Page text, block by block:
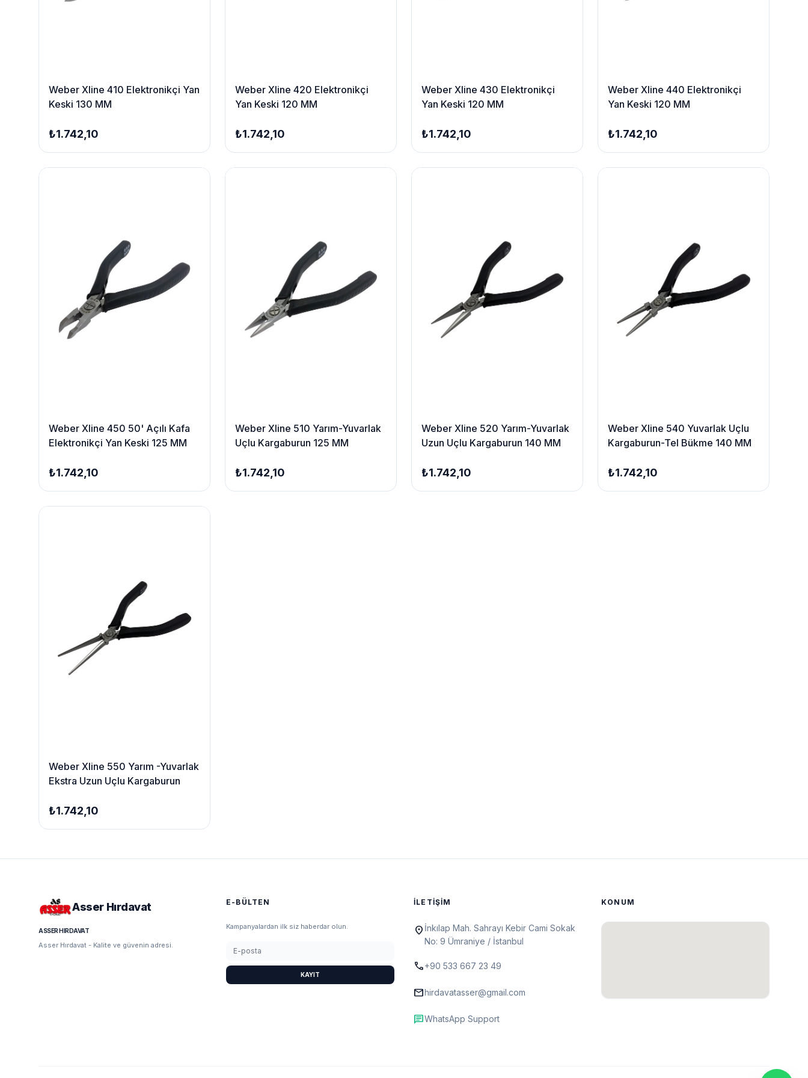
Weber Xline 410 Elektronikçi Yan
Keski 130 MM
₺1.742,10
Weber Xline 420 Elektronikçi
Yan Keski 120 MM
₺1.742,10
Weber Xline 430 Elektronikçi
Yan Keski 120 MM
₺1.742,10
Weber Xline 440 Elektronikçi
Yan Keski 120 MM
₺1.742,10
Weber Xline 450 50' Açılı Kafa
Elektronikçi Yan Keski 125 MM
₺1.742,10
Weber Xline 510 Yarım-Yuvarlak
Uçlu Kargaburun 125 MM
₺1.742,10
Weber Xline 520 Yarım-Yuvarlak
Uzun Uçlu Kargaburun 140 MM
₺1.742,10
Weber Xline 540 Yuvarlak Uçlu
Kargaburun-Tel Bükme 140 MM
₺1.742,10
Weber Xline 550 Yarım -Yuvarlak
Ekstra Uzun Uçlu Kargaburun
₺1.742,10
Asser Hırdavat
ASSER HIRDAVAT
Asser Hırdavat - Kalite ve güvenin adresi.
E-BÜLTEN
Kampanyalardan ilk siz haberdar olun.
KAYIT
İLETIŞIM
location_on İnkılap Mah. Sahrayı Kebir Cami Sokak
No: 9 Ümraniye / İstanbul
call+90 533 667 23 49
mailhirdavatasser@gmail.com
chatWhatsApp Support
KONUM